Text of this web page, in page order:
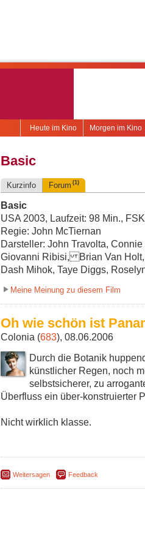
Morgen im Kino
Heute im Kino
Basic
Kurzinfo Forum (1)
Basic
USA 2003, Laufzeit: 98 Min.,
Regie: John McTiernan
Darsteller: John Travolta,
Giovanni Ribisi, Brian Van Holt,
Dash Mihok, Taye Diggs,
Meine Meinung zu diesem Film
Oh wie schön ist
Colonia (683), 08.06.2006
Durch die Botanik
künstlicher Regen, noch
selbstsicherer, zu
Überfluss ein über-konstruierter
Nicht wirklich klasse.
Weitersagen Feedback